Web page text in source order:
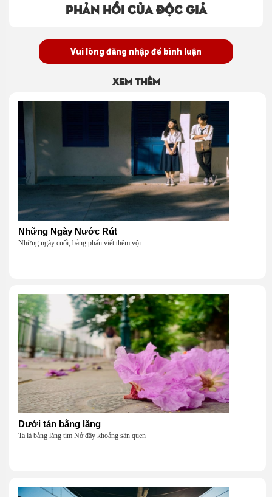
Phản hồi của độc giả
Vui lòng đăng nhập để bình luận
Xem thêm
Những Ngày Nước Rút
Những ngày cuối, bảng phấn viết thêm vội
Dưới tán bằng lăng
Ta là bằng lăng tím Nở đầy khoảng sân quen